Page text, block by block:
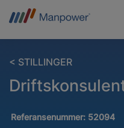
< STILLINGER
Referansenummer: 52094